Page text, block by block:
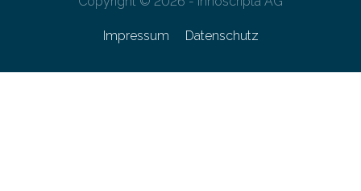
Impressum Datenschutz